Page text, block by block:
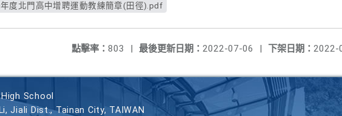
度北門高中增聘運動教練簡章(田徑).pdf
下架日期： 2022-
最後更新日期： 2022-07-06 |
點擊率： 803 |
School
Jiali Dist., Tainan City, TAIWAN